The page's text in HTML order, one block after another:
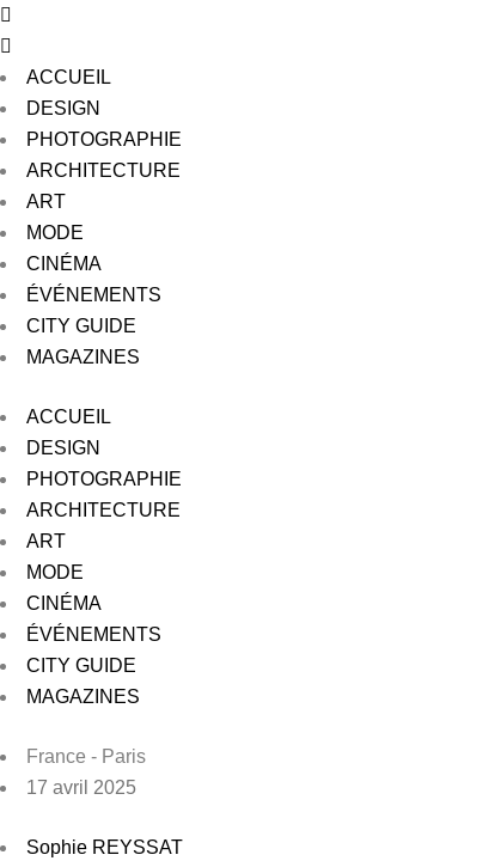
ACCUEIL
DESIGN
PHOTOGRAPHIE
ARCHITECTURE
ART
MODE
CINÉMA
ÉVÉNEMENTS
CITY GUIDE
MAGAZINES
ACCUEIL
DESIGN
PHOTOGRAPHIE
ARCHITECTURE
ART
MODE
CINÉMA
ÉVÉNEMENTS
CITY GUIDE
MAGAZINES
France - Paris
17 avril 2025
Sophie REYSSAT